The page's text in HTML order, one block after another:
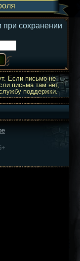
при сохранении
Если письмо не
письма там нет,
поддержки.